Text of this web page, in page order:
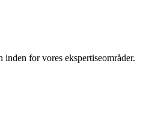
for vores ekspertiseområder.